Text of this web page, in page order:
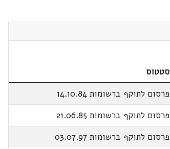
סטטוס
פרסום לתוקף ברשומות 14.10.84
פרסום לתוקף ברשומות 21.06.85
פרסום לתוקף ברשומות 03.07.97